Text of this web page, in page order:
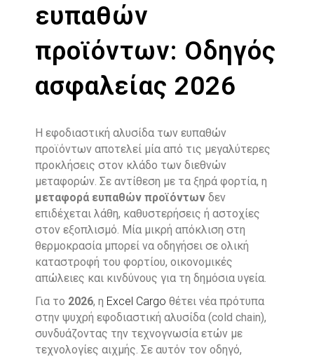
ευπαθών
προϊόντων: Οδηγός
ασφαλείας 2026
Η εφοδιαστική αλυσίδα των ευπαθών
προϊόντων αποτελεί μία από τις μεγαλύτερες
προκλήσεις στον κλάδο των διεθνών
μεταφορών. Σε αντίθεση με τα ξηρά φορτία, η
μεταφορά ευπαθών προϊόντων δεν
επιδέχεται λάθη, καθυστερήσεις ή αστοχίες
στον εξοπλισμό. Μία μικρή απόκλιση στη
θερμοκρασία μπορεί να οδηγήσει σε ολική
καταστροφή του φορτίου, οικονομικές
απώλειες και κινδύνους για τη δημόσια υγεία.
Για το 2026, η Excel Cargo θέτει νέα πρότυπα
στην ψυχρή εφοδιαστική αλυσίδα (cold chain),
συνδυάζοντας την τεχνογνωσία ετών με
τεχνολογίες αιχμής. Σε αυτόν τον οδηγό,